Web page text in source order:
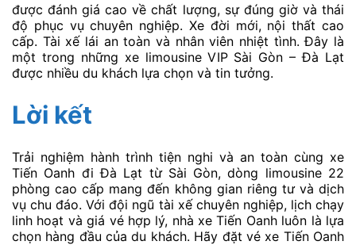
được đánh giá cao về chất lượng, sự đúng giờ và thái
độ phục vụ chuyên nghiệp. Xe đời mới, nội thất cao
cấp. Tài xế lái an toàn và nhân viên nhiệt tình. Đây là
một trong những xe limousine VIP Sài Gòn – Đà Lạt
được nhiều du khách lựa chọn và tin tưởng.
Lời kết
Trải nghiệm hành trình tiện nghi và an toàn cùng xe
Tiến Oanh đi Đà Lạt từ Sài Gòn, dòng limousine 22
phòng cao cấp mang đến không gian riêng tư và dịch
vụ chu đáo. Với đội ngũ tài xế chuyên nghiệp, lịch chạy
linh hoạt và giá vé hợp lý, nhà xe Tiến Oanh luôn là lựa
chọn hàng đầu của du khách. Hãy đặt vé xe Tiến Oanh